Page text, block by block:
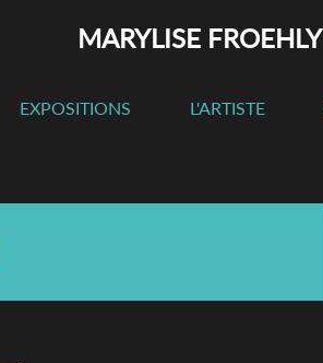
MARYLISE FROEHLY
EXPOSITIONS L'ARTISTE